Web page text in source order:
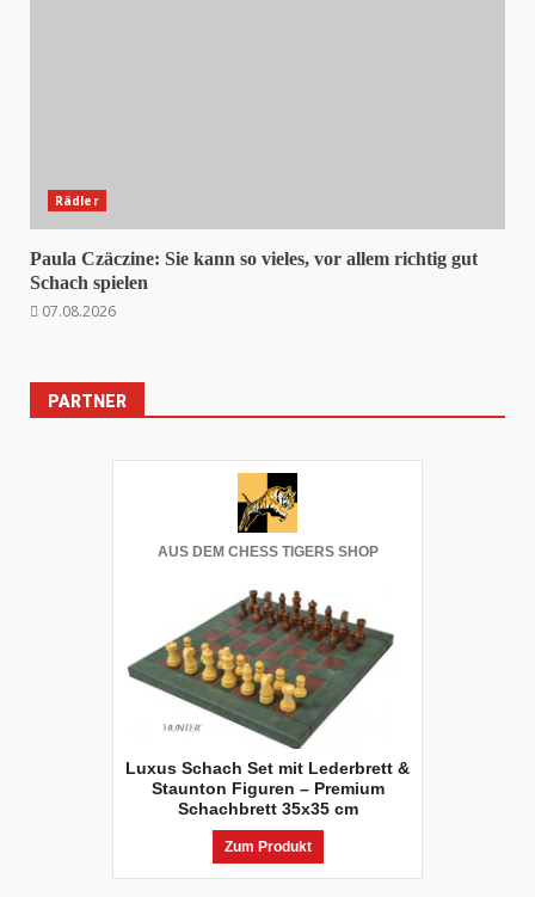
Rädler
Paula Czäczine: Sie kann so vieles, vor allem richtig gut
Schach spielen
07.08.2026
PARTNER
AUS DEM CHESS TIGERS SHOP
Luxus Schach Set mit Lederbrett &
Staunton Figuren – Premium
Schachbrett 35x35 cm
Zum Produkt